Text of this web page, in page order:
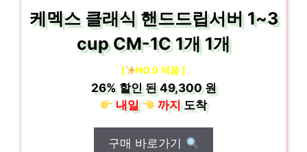
케멕스 클래식 핸드드립서버 1~3
cup CM-1C 1개 1개
[ NO.9 제품 ]
26%할인 된49,300 원
내일
까지도착
구매 바로가기